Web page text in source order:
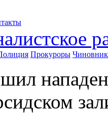
Прокуроры